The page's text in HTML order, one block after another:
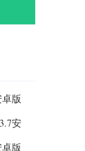
版
安
版